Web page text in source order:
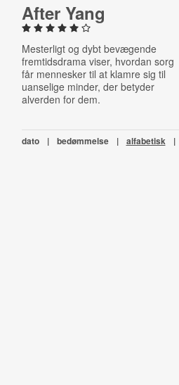
After Yang
Mesterligt og dybt bevægende
fremtidsdrama viser, hvordan sorg
får mennesker til at klamre sig til
uanselige minder, der betyder
alverden for dem.
dato | bedømmelse | alfabetisk |